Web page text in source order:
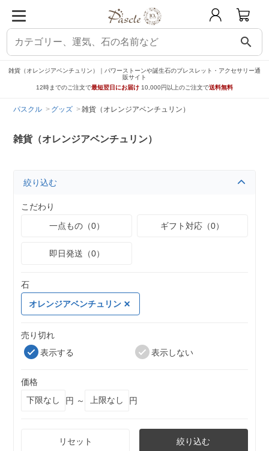
search
雑貨（オレンジアベンチュリン）｜パワーストーンや誕生石のブレスレット・アクセサリー通
販サイト
12時までのご注文で最短翌日にお届け 10,000円以上のご注文で送料無料
パスクル グッズ 雑貨（オレンジアベンチュリン）
雑貨（オレンジアベンチュリン）
絞り込む
こだわり
一点もの（0）
ギフト対応（0）
即日発送（0）
石
オレンジアベンチュリン
売り切れ
表示する
表示しない
価格
円 ～
円
リセット 絞り込む